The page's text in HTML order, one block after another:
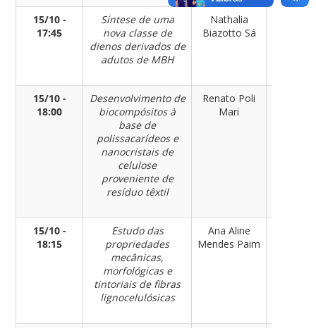
15/10 -
17:45
Síntese de uma
nova classe de
dienos derivados de
adutos de MBH
Nathalia
Biazotto Sá
15/10 -
18:00
Desenvolvimento de
biocompósitos à
base de
polissacarídeos e
nanocristais de
celulose
proveniente de
resíduo têxtil
Renato Poli
Mari
15/10 -
18:15
Estudo das
propriedades
mecânicas,
morfológicas e
tintoriais de fibras
lignocelulósicas
Ana Aline
Mendes Paim